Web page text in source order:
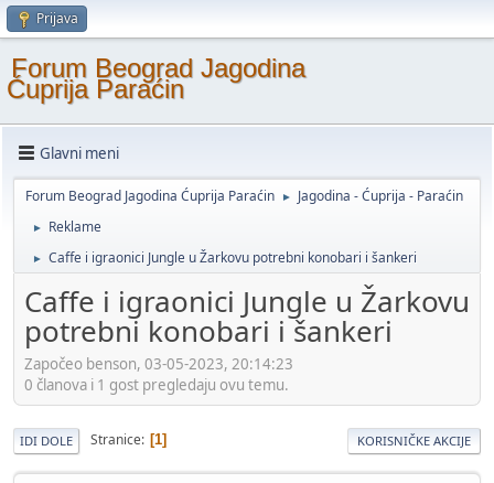
Prijava
Forum Beograd Jagodina
Ćuprija Paraćin
Glavni meni
Forum Beograd Jagodina Ćuprija Paraćin ► Jagodina - Ćuprija - Paraćin
► Reklame
► Caffe i igraonici Jungle u Žarkovu potrebni konobari i šankeri
Caffe i igraonici Jungle u Žarkovu
potrebni konobari i šankeri
Započeo benson, 03-05-2023, 20:14:23
0 članova i 1 gost pregledaju ovu temu.
IDI DOLE Stranice 1 KORISNIČKE AKCIJE